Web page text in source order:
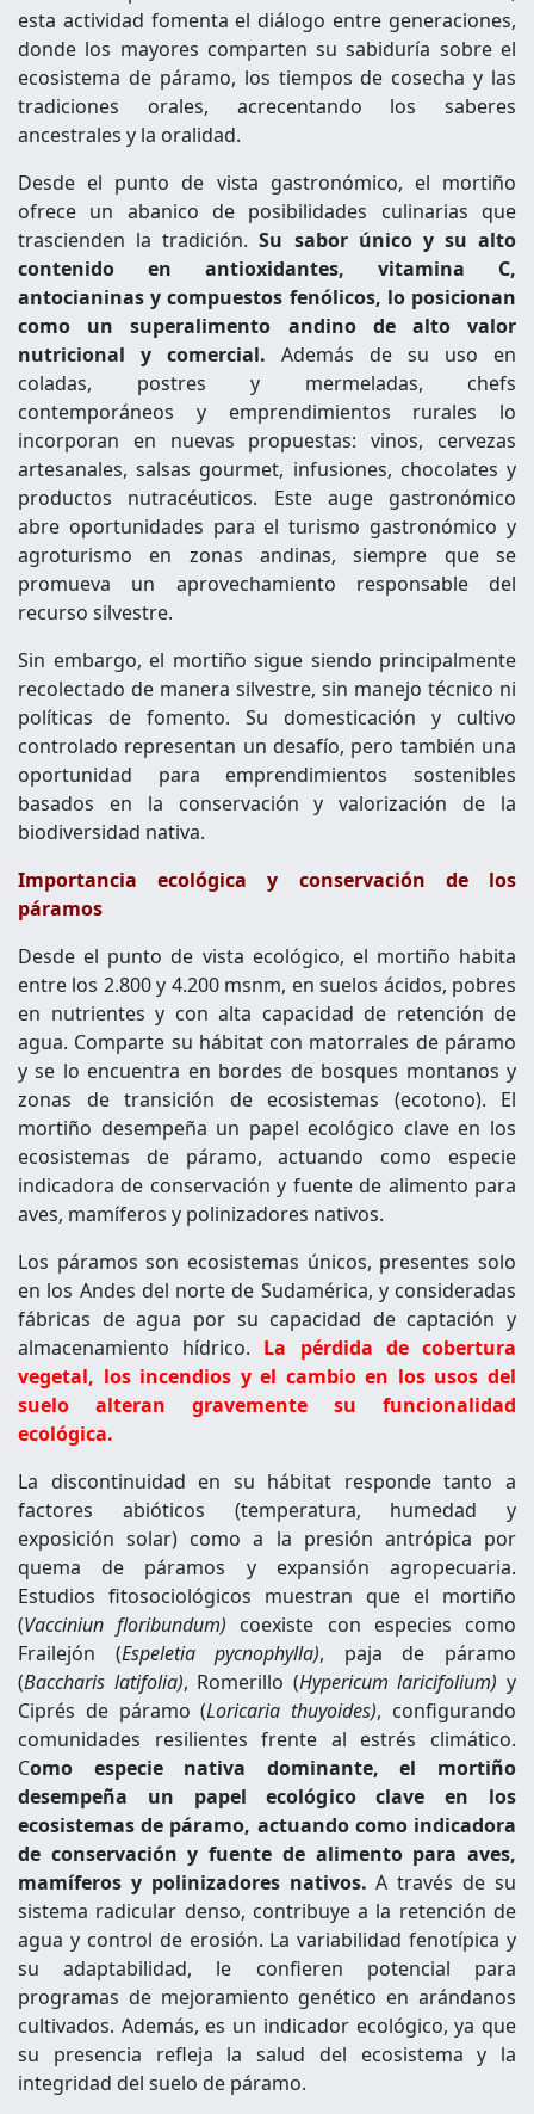
esta actividad fomenta el diálogo entre generaciones,
donde los mayores comparten su sabiduría sobre el
ecosistema de páramo, los tiempos de cosecha y las
tradiciones orales, acrecentando los saberes
ancestrales y la oralidad.
Desde el punto de vista gastronómico, el mortiño
ofrece un abanico de posibilidades culinarias que
trascienden la tradición.Su sabor único y su alto
contenido en antioxidantes, vitamina C,
antocianinas y compuestos fenólicos, lo posicionan
como un superalimento andino de alto valor
nutricional y comercial. Además de su uso en
coladas, postres y mermeladas, chefs
contemporáneos y emprendimientos rurales lo
incorporan en nuevas propuestas: vinos, cervezas
artesanales, salsas gourmet, infusiones, chocolates y
productos nutracéuticos. Este auge gastronómico
abre oportunidades para el turismo gastronómico y
agroturismo en zonas andinas, siempre que se
promueva un aprovechamiento responsable del
recurso silvestre.
Sin embargo, el mortiño sigue siendo principalmente
recolectado de manera silvestre, sin manejo técnico ni
políticas de fomento. Su domesticación y cultivo
controlado representan un desafío, pero también una
oportunidad para emprendimientos sostenibles
basados en la conservación y valorización de la
biodiversidad nativa.
Importancia ecológica y conservación de los
páramos
Desde el punto de vista ecológico, el mortiño habita
entre los 2.800 y 4.200 msnm, en suelos ácidos, pobres
en nutrientes y con alta capacidad de retención de
agua. Comparte su hábitat con matorrales de páramo
y se lo encuentra en bordes de bosques montanos y
zonas de transición de ecosistemas (ecotono). El
mortiño desempeña un papel ecológico clave en los
ecosistemas de páramo, actuando como especie
indicadora de conservación y fuente de alimento para
aves, mamíferos y polinizadores nativos.
Los páramos son ecosistemas únicos, presentes solo
en los Andes del norte de Sudamérica, y consideradas
fábricas de agua por su capacidad de captación y
almacenamiento hídrico. La pérdida de cobertura
vegetal, los incendios y el cambio en los usos del
suelo alteran gravemente su funcionalidad
ecológica.
La discontinuidad en su hábitat responde tanto a
factores abióticos (temperatura, humedad y
exposición solar) como a la presión antrópica por
quema de páramos y expansión agropecuaria.
Estudios fitosociológicos muestran que el mortiño
(Vacciniun floribundum) coexiste con especies como
Frailejón (Espeletia pycnophylla), paja de páramo
(Baccharis latifolia), Romerillo (Hypericum laricifolium) y
Ciprés de páramo (Loricaria thuyoides), configurando
comunidades resilientes frente al estrés climático.
Como especie nativa dominante, el mortiño
desempeña un papel ecológico clave en los
ecosistemas de páramo, actuando como indicadora
de conservación y fuente de alimento para aves,
mamíferos y polinizadores nativos. A través de su
sistema radicular denso, contribuye a la retención de
agua y control de erosión. La variabilidad fenotípica y
su adaptabilidad, le confieren potencial para
programas de mejoramiento genético en arándanos
cultivados. Además, es un indicador ecológico, ya que
su presencia refleja la salud del ecosistema y la
integridad del suelo de páramo.